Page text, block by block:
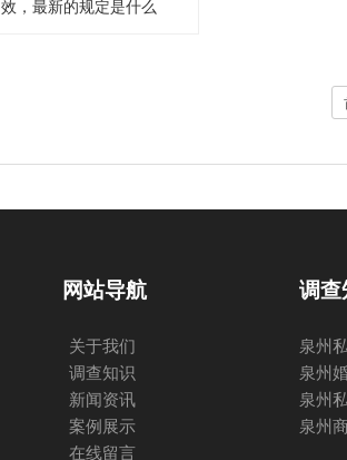
效，最新的规定是什么
网站导航
关于我们
调查知识
新闻资讯
案例展示
在线留言
调
泉州
泉州
泉州
泉州